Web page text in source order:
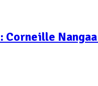
Corneille